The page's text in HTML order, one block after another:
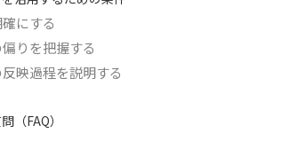
にする
りを把握する
映過程を説明する
（FAQ）